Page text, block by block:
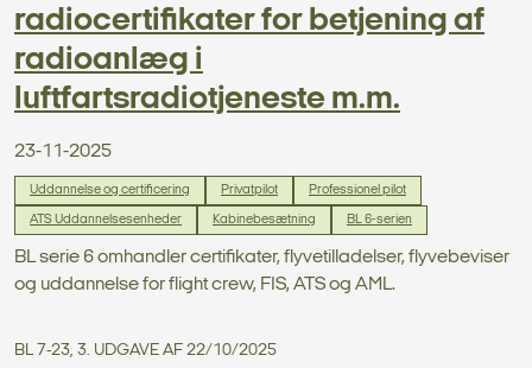
radiocertifikater for betjening af
radioanlæg i
luftfartsradiotjeneste m.m.
23-11-2025
Uddannelse og certificering Privatpilot Professionel pilot
ATS Uddannelsesenheder Kabinebesætning BL 6-serien
BL serie 6 omhandler certifikater, flyvetilladelser, flyvebeviser
og uddannelse for flight crew, FIS, ATS og AML.
BL 7-23, 3. UDGAVE AF 22/10/2025